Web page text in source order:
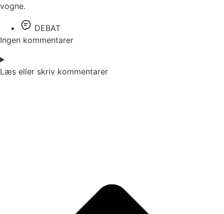
vogne.
DEBAT
Ingen kommentarer
Læs eller skriv kommentarer